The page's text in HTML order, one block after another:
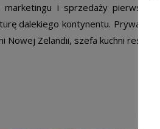
marketingu i sprzedaży pierwszej
dalekiego kontynentu. Prywatnie
Nowej Zelandii, szefa kuchni